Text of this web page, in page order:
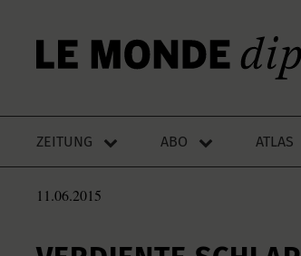
ZEITUNG ABO ATLAS
11.06.2015